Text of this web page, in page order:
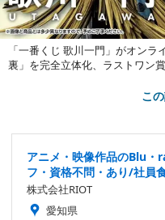
「一番くじ 歌川一門」がオン
裏」を完全立体化、ラストワン
こ
アニメ・映像作品のBlu・
フ・資格不問・あり/社員
株式会社RIOT
愛知県